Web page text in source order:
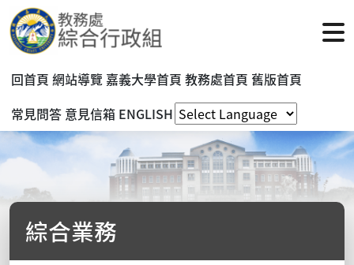
回首頁 網站導覽 嘉義大學首頁 教務處首頁 舊版首頁
常見問答 意見信箱 ENGLISH
綜合業務